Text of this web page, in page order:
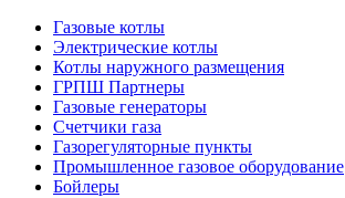
Газовые котлы
Электрические котлы
Котлы наружного размещения
ГРПШ Партнеры
Газовые генераторы
Счетчики газа
Газорегуляторные пункты
Промышленное газовое оборудование
Бойлеры